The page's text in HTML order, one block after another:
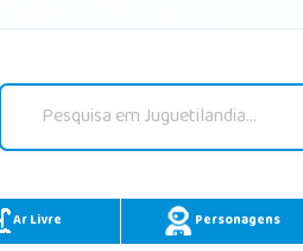
Ar Livre Personagens